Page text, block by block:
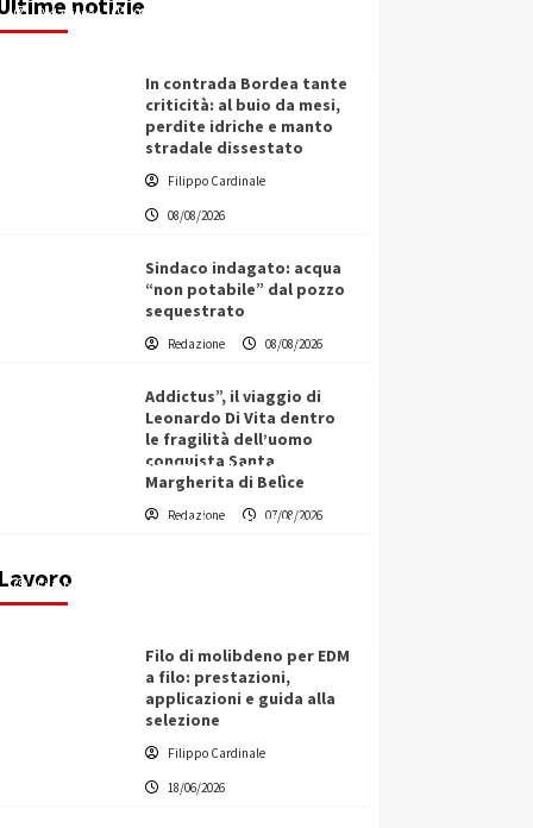
Redazione 08/08/2026
In contrada Bordea tante
criticità: al buio da mesi,
perdite idriche e manto
stradale dissestato
Filippo Cardinale
08/08/2026
Sindaco indagato: acqua
“non potabile” dal pozzo
sequestrato
Redazione 08/08/2026
Addictus”, il viaggio di
Leonardo Di Vita dentro
le fragilità dell’uomo
conquista Santa
Margherita di Belìce
Redazione 07/08/2026
Lavoro
L’ingegnere saccense Buscarnera
partner chiave di un progetto
transnazionale per la transizione
Filippo Cardinale
Filo di molibdeno per EDM
a filo: prestazioni,
applicazioni e guida alla
selezione
Filippo Cardinale
18/06/2026